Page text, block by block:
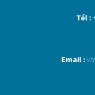
Tél :
Email :